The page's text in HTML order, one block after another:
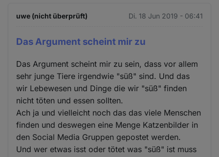
uwe (nicht überprüft) Di. 18 Jun 2019 - 06:41
Das Argument scheint mir zu
Das Argument scheint mir zu sein, dass vor allem
sehr junge Tiere irgendwie "süß" sind. Und das
wir Lebewesen und Dinge die wir "süß" finden
nicht töten und essen sollten.
Ach ja und vielleicht noch das das viele Menschen
finden und deswegen eine Menge Katzenbilder in
den Social Media Gruppen gepostet werden.
Und wer etwas isst oder tötet was "süß" ist muss